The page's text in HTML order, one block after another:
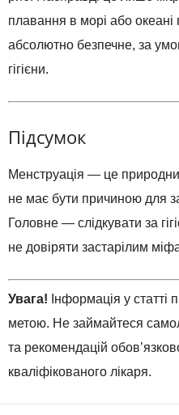
плавання в морі або океані
абсолютно безпечне, за
гігієни.
Підсумок
Менструація — це
не має бути причиною для
Головне — слідкувати за
не довіряти застарілим
Увага! Інформація у
метою. Не займайтеся
та рекомендацій
кваліфікованого лікаря.